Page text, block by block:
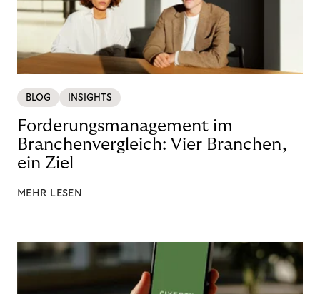
BLOG INSIGHTS
Forderungsmanagement im
Branchenvergleich: Vier Branchen,
ein Ziel
MEHR LESEN